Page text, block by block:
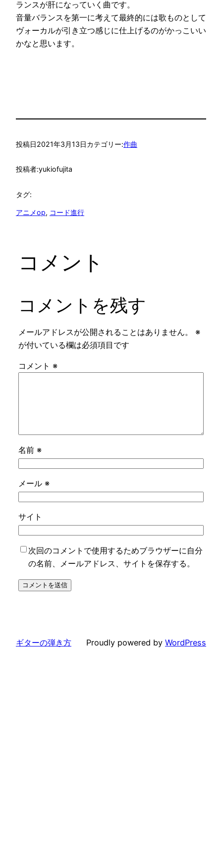
ランスが肝になっていく曲です。
音量バランスを第一に考えて最終的には歌ものとして
ヴォーカルが引き立つ感じに仕上げるのがかっこいい
かなと思います。
投稿日2021年3月13日カテゴリー:作曲
投稿者:yukiofujita
タグ:
アニメop, コード進行
コメント
コメントを残す
メールアドレスが公開されることはありません。
※
が付いている欄は必須項目です
コメント ※
名前 ※
メール ※
サイト
次回のコメントで使用するためブラウザーに自分
の名前、メールアドレス、サイトを保存する。
ギターの弾き方 Proudly powered by WordPress